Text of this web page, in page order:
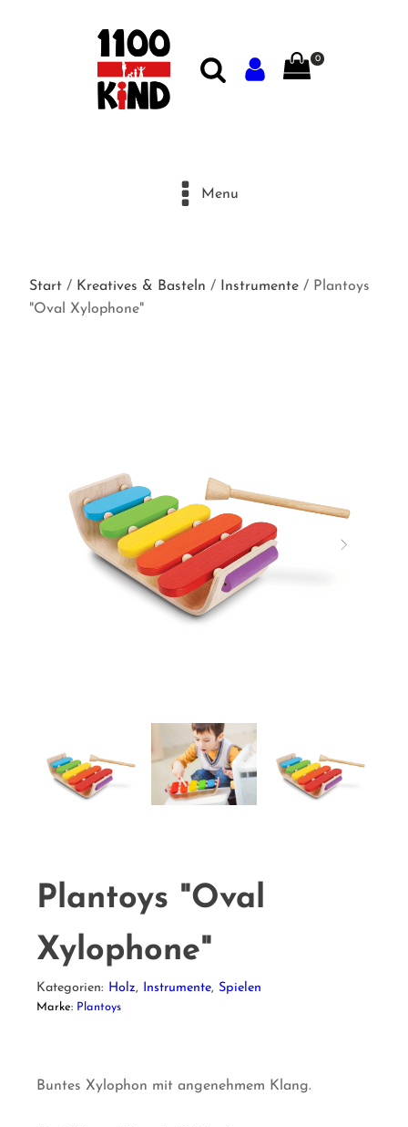
0
Menu
Start / Kreatives & Basteln / Instrumente / Plantoys
"Oval Xylophone"
Plantoys "Oval
Xylophone"
Kategorien: Holz, Instrumente, Spielen
Marke: Plantoys
Buntes Xylophon mit angenehmem Klang.